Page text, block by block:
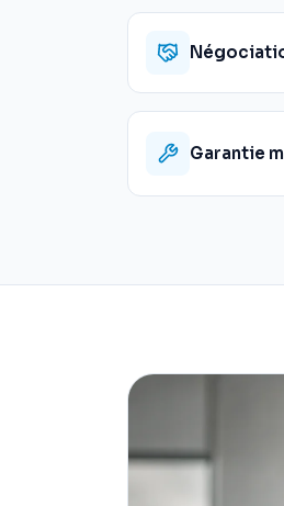
Garantie